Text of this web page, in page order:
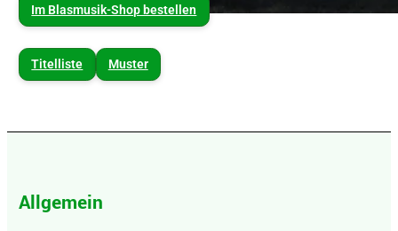
Im Blasmusik-Shop bestellen
Titelliste Muster
Allgemein